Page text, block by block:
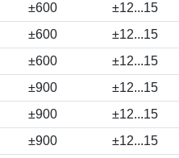
±600 ±12...15
±600 ±12...15
±600 ±12...15
±900 ±12...15
±900 ±12...15
±900 ±12...15